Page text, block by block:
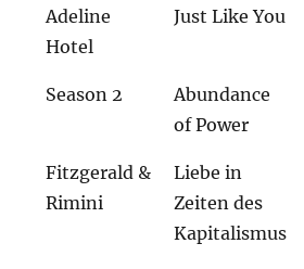
Adeline
Hotel
Just Like You
Season 2
Abundance
of Power
Fitzgerald &
Rimini
Liebe in
Zeiten des
Kapitalismus